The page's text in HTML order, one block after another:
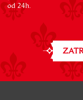
od 24h.